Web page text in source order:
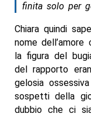
finita solo per
Chiara quindi
nome
la figura del
del rapporto
gelosia
sospetti della
dubbio che ci